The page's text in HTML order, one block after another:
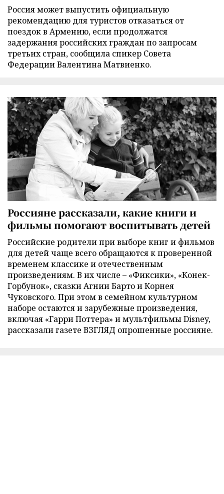
Россия может выпустить официальную
рекомендацию для туристов отказаться от
поездок в Армению, если продолжатся
задержания российских граждан по запросам
третьих стран, сообщила спикер Совета
Федерации Валентина Матвиенко.
Россияне рассказали, какие книги и
фильмы помогают воспитывать детей
Российские родители при выборе книг и фильмов
для детей чаще всего обращаются к проверенной
временем классике и отечественным
произведениям. В их числе – «Фиксики», «Конек-
Горбунок», сказки Агнии Барто и Корнея
Чуковского. При этом в семейном культурном
наборе остаются и зарубежные произведения,
включая «Гарри Поттера» и мультфильмы Disney,
рассказали газете ВЗГЛЯД опрошенные россияне.